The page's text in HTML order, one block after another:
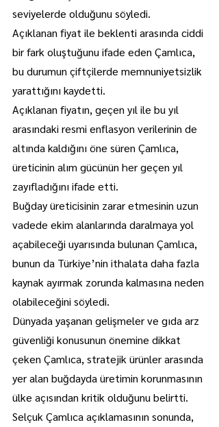
seviyelerde olduğunu söyledi.
Açıklanan fiyat ile beklenti arasında ciddi
bir fark oluştuğunu ifade eden Çamlıca,
bu durumun çiftçilerde memnuniyetsizlik
yarattığını kaydetti.
Açıklanan fiyatın, geçen yıl ile bu yıl
arasındaki resmi enflasyon verilerinin de
altında kaldığını öne süren Çamlıca,
üreticinin alım gücünün her geçen yıl
zayıfladığını ifade etti.
Buğday üreticisinin zarar etmesinin uzun
vadede ekim alanlarında daralmaya yol
açabileceği uyarısında bulunan Çamlıca,
bunun da Türkiye’nin ithalata daha fazla
kaynak ayırmak zorunda kalmasına neden
olabileceğini söyledi.
Dünyada yaşanan gelişmeler ve gıda arz
güvenliği konusunun önemine dikkat
çeken Çamlıca, stratejik ürünler arasında
yer alan buğdayda üretimin korunmasının
ülke açısından kritik olduğunu belirtti.
Selçuk Çamlıca açıklamasının sonunda,